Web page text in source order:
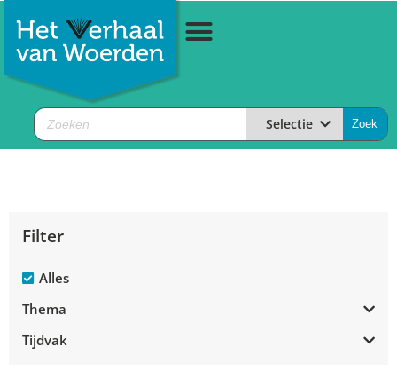
Selectie
Filter
Alles
Thema
Tijdvak